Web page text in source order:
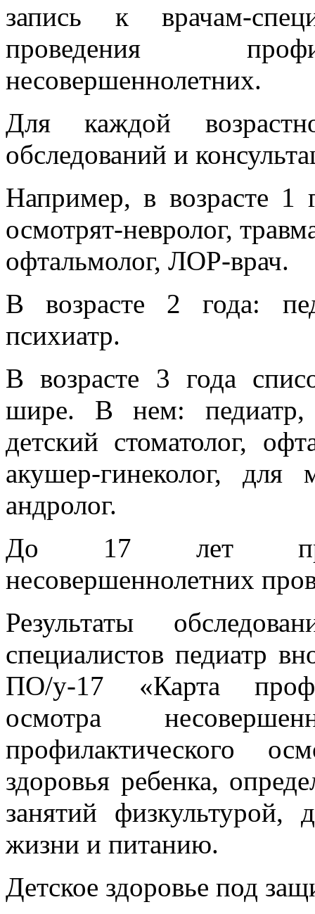
запись к врачам-
проведения
несовершеннолетних.
Для каждой
обследований и
Например, в возрасте 1
осмотрят-невролог,
офтальмолог, ЛОР-врач.
В возрасте 2 года:
психиатр.
В возрасте 3 года
шире. В нем: педиатр,
детский стоматолог,
акушер-гинеколог, для
андролог.
До 17 лет
несовершеннолетних
Результаты
специалистов педиатр
ПО/у-17 «Карта
осмотра
профилактического
здоровья ребенка,
занятий физкультурой,
жизни и питанию.
Детское здоровье под